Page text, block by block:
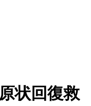
状回復救